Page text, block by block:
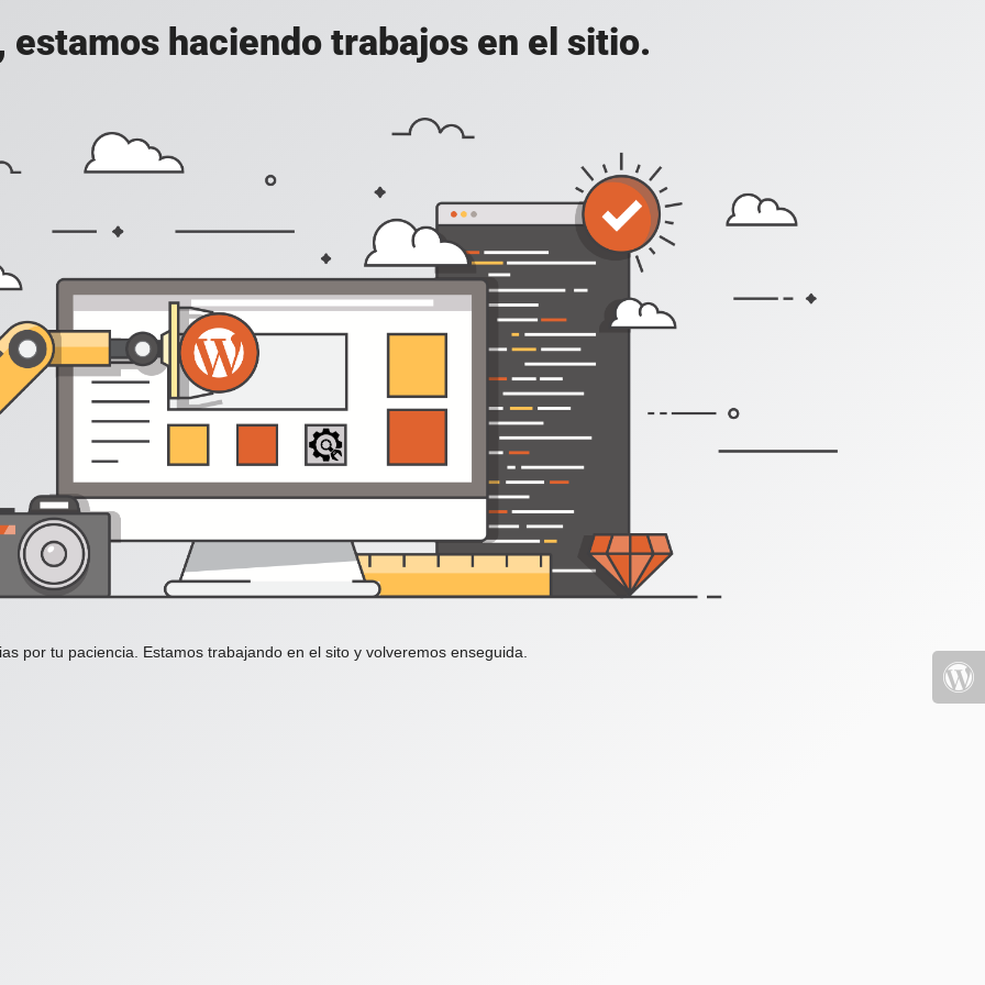
estamos haciendo trabajos en el sitio.
por tu paciencia. Estamos trabajando en el sito y volveremos enseguida.